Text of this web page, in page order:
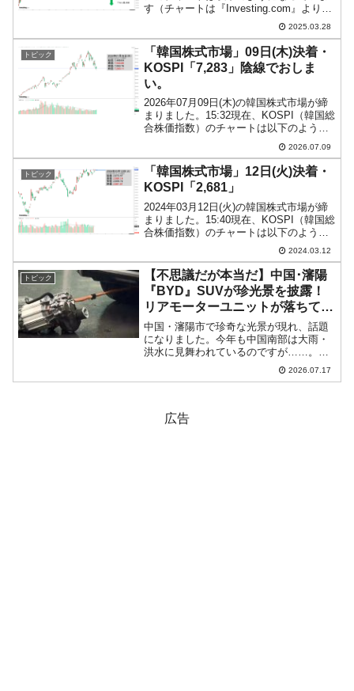
す（チャートは『Investing.com』より引
用）。上がらないねえ(笑)――となってい
ます。現在のところ「1ドル＝1,466ウォ
ン」近辺の攻防となっ...
2025.03.28
トピック
「韓国株式市場」09日(木)決着・
KOSPI「7,283」陰線でおしま
い。
2026年07月09日(木)の韓国株式市場が締
まりました。15:32現在、KOSPI（韓国総
合株価指数）のチャートは以下のように
『Investing.com』より引用）。結局、陰
線終わりました。前日よりは上で締まっ
て...
2026.07.09
トピック
「韓国株式市場」12日(火)決着・
KOSPI「2,681」
2024年03月12日(火)の韓国株式市場が締
まりました。15:40現在、KOSPI（韓国総
合株価指数）のチャートは以下のように
『Investing.com』より引用）。投資家別
売買動向は以下です。⇒データ引用元：
『...
2024.03.12
トピック
【不思議だが本当だ】中国･瀋陽
『BYD』SUVが珍光景を披露！
リアモーターユニットが落ちて
る。
中国・瀋陽市で珍奇な光景が現れ、話題
になりました。今年も中国南部は大雨・
洪水に見舞われているのですが……。電
気自動車メーカー『BYD』のSUV「唐
（Tang）」が何かを引きずりながら走
2026.07.17
広告